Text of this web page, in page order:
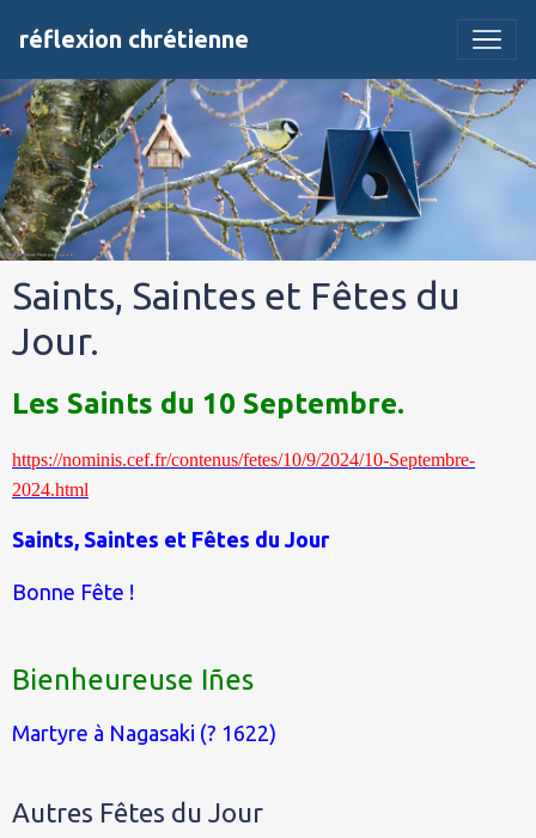
réflexion chrétienne
Saints, Saintes et Fêtes du
Jour.
Les Saints du 10 Septembre.
https://nominis.cef.fr/contenus/fetes/10/9/2024/10-Septembre-
2024.html
Saints, Saintes et Fêtes du Jour
Bonne Fête !
Bienheureuse Iñes
Martyre à Nagasaki (? 1622)
Autres Fêtes du Jour